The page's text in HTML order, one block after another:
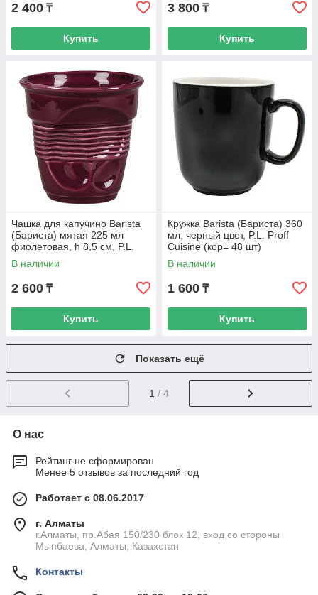
2 400 ₸
Купить
3 800 ₸
Купить
Чашка для капучино Barista
(Бариста) мятая 225 мл
фиолетовая, h 8,5 см, P.L.
Proff Cuisine
В наличии
2 600 ₸
Купить
Кружка Barista (Бариста) 360
мл, черный цвет, P.L. Proff
Cuisine (кор= 48 шт)
В наличии
1 600 ₸
Купить
Показать ещё
1 / 4
О нас
Рейтинг не сформирован
Менее 5 отзывов за последний год
Работает с 08.06.2017
г. Алматы
г.Алматы, пр.Абая 150/230 блок 12, вход со стороны
Мынбаева, Алматы, Казахстан
Контакты